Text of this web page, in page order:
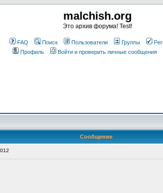
malchish.org
Это архив форума! Test!
FAQ Поиск Пользователи Группы
Профиль
Войти и проверить личные сообщения
Сообщение